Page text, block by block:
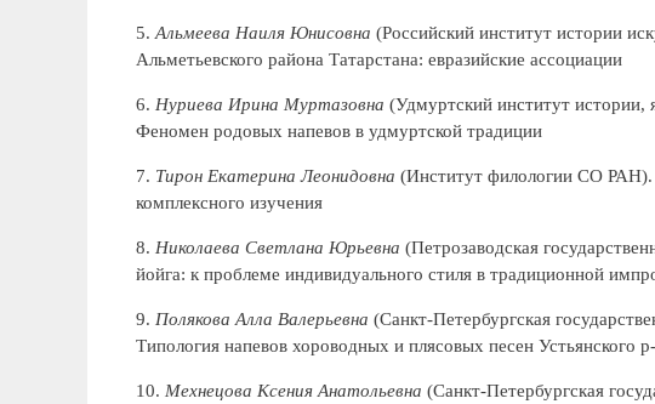
5.Альмеева Наиля Юнисовна (Российский институт истории
Альметьевского района Татарстана: евразийские ассоциации
6. Нуриева Ирина Муртазовна (Удмуртский институт истории,
Феномен родовых напевов в удмуртской традиции
7. Тирон Екатерина Леонидовна (Институт филологии СО
комплексного изучения
8. Николаева Светлана Юрьевна (Петрозаводская
йойга: к проблеме индивидуального стиля в традиционной
9. Полякова Алла Валерьевна (Санкт-Петербургская
Типология напевов хороводных и плясовых песен Устьянского
10. Мехнецова Ксения Анатольевна (Санкт-Петербургская